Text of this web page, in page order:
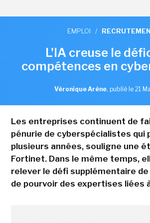
EMPLOI /
L'IA creuse le
compétences en
Véronique Arène, publié le 21
Les entreprises continuent de
pénurie de cyberspécialistes qui
plusieurs années, souligne une
Fortinet. Dans le même temps,
relever le défi supplémentaire
de pourvoir des expertises liées